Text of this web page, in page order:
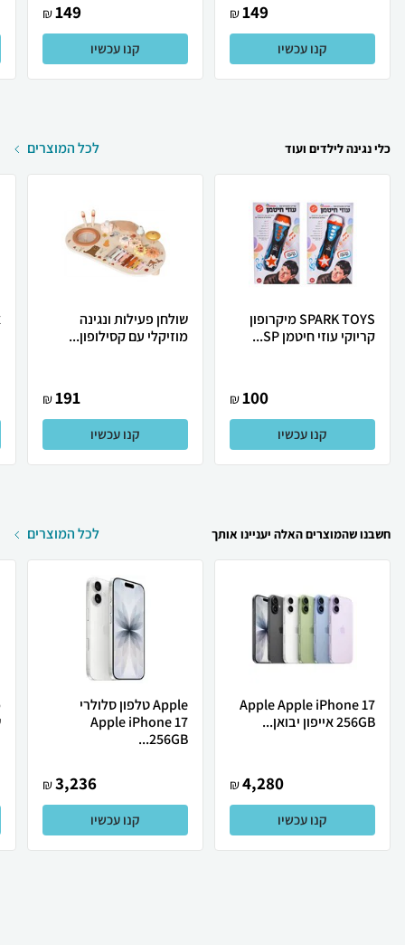
149
₪
קנו עכשיו
149
₪
קנו עכשיו
כלי נגינה לילדים ועוד לכל המוצרים
SPARK TOYS מיקרופון
קריוקי עוזי חיטמן SP...
100
₪
קנו עכשיו
שולחן פעילות ונגינה
מוזיקלי עם קסילופון...
191
₪
קנו עכשיו
חשבנו שהמוצרים האלה יעניינו אותך לכל המוצרים
Apple Apple iPhone 17
256GB אייפון יבואן...
4,280
₪
קנו עכשיו
Apple טלפון סלולרי
Apple iPhone 17
256GB...
3,236
₪
קנו עכשיו